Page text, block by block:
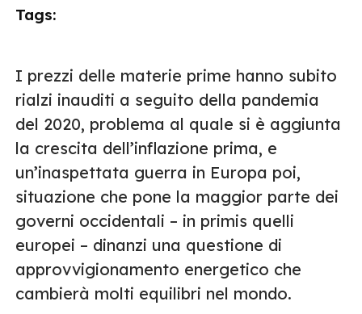
Tags:
I prezzi delle materie prime hanno subito
rialzi inauditi a seguito della pandemia
del 2020, problema al quale si è aggiunta
la crescita dell’inflazione prima, e
un’inaspettata guerra in Europa poi,
situazione che pone la maggior parte dei
governi occidentali – in primis quelli
europei – dinanzi una questione di
approvvigionamento energetico che
cambierà molti equilibri nel mondo.